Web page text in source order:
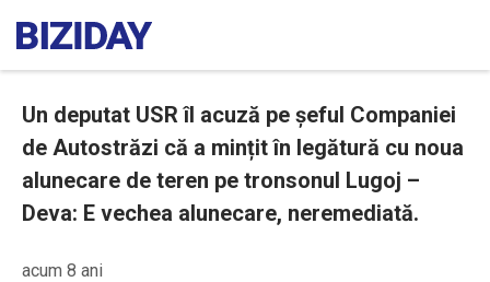
Un deputat USR îl acuză pe șeful Companiei
de Autostrăzi că a mințit în legătură cu noua
alunecare de teren pe tronsonul Lugoj –
Deva: E vechea alunecare, neremediată.
acum 8 ani